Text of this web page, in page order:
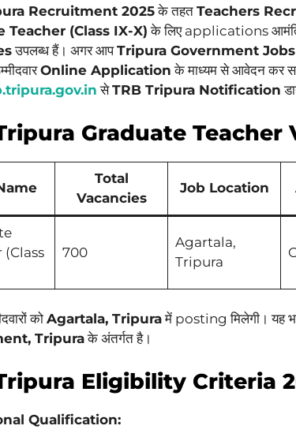
Recruitment 2025के तहत Teachers
Teacher (Class IX-X) के लिए applications
उपलब्ध हैं। अगर आपTripura Government Jobs
Online Application के माध्यम से आवेदन
सेTRB Tripura Notification
Graduate Teacher
Total
Vacancies
Job Location
(Class
700
Agartala,
Tripura
को Agartala, Tripuraमें posting मिलेगी। यह
Tripuraके अंतर्गत है।
Eligibility Criteria
Qualification: